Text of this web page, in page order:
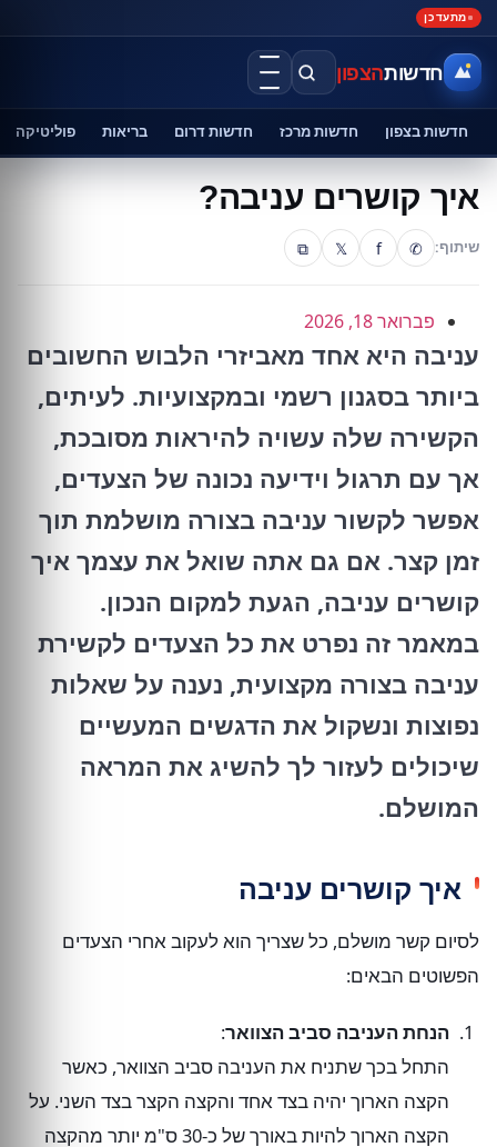
מתעדכן
חדשותהצפון
חדשות בצפון חדשות מרכז חדשות דרום בריאות פוליטיקה
איך קושרים עניבה?
שיתוף: ✆
f
𝕏
⧉
פברואר 18, 2026
עניבה היא אחד מאביזרי הלבוש החשובים
ביותר בסגנון רשמי ובמקצועיות. לעיתים,
הקשירה שלה עשויה להיראות מסובכת,
אך עם תרגול וידיעה נכונה של הצעדים,
אפשר לקשור עניבה בצורה מושלמת תוך
זמן קצר. אם גם אתה שואל את עצמך איך
קושרים עניבה, הגעת למקום הנכון.
במאמר זה נפרט את כל הצעדים לקשירת
עניבה בצורה מקצועית, נענה על שאלות
נפוצות ונשקול את הדגשים המעשיים
שיכולים לעזור לך להשיג את המראה
המושלם.
איך קושרים עניבה
לסיום קשר מושלם, כל שצריך הוא לעקוב אחרי הצעדים
הפשוטים הבאים:
הנחת העניבה סביב הצוואר:
התחל בכך שתניח את העניבה סביב הצוואר, כאשר
הקצה הארוך יהיה בצד אחד והקצה הקצר בצד השני. על
הקצה הארוך להיות באורך של כ-30 ס"מ יותר מהקצה